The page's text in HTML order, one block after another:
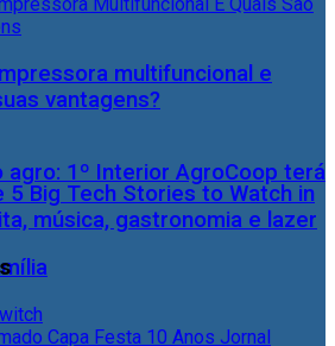
agro: 1º Interior AgroCoop terá
música, gastronomia e lazer
multifuncional e
vantagens?
5 Big Tech Stories to Watch in